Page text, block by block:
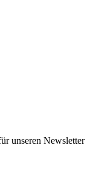
unseren Newsletter